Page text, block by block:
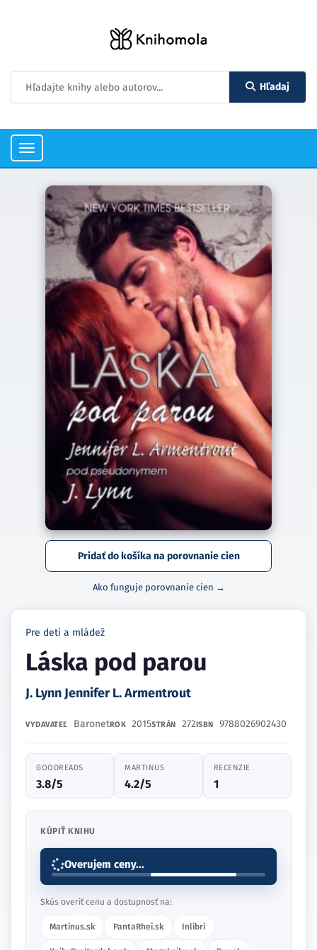
Hľadaj
Toggle
navigation
Pridať do košíka na porovnanie cien
Ako funguje porovnanie cien →
Pre deti a mládež
Láska pod parou
J. Lynn Jennifer L. Armentrout
VYDAVATEĽ BaronetROK 2015STRÁN 272ISBN 9788026902430
GOODREADS
3.8/5
MARTINUS
4.2/5
RECENZIE
1
KÚPIŤ KNIHU
Overujem ceny...
Skús overiť cenu a dostupnosť na:
Martinus.sk PantaRhei.sk Inlibri